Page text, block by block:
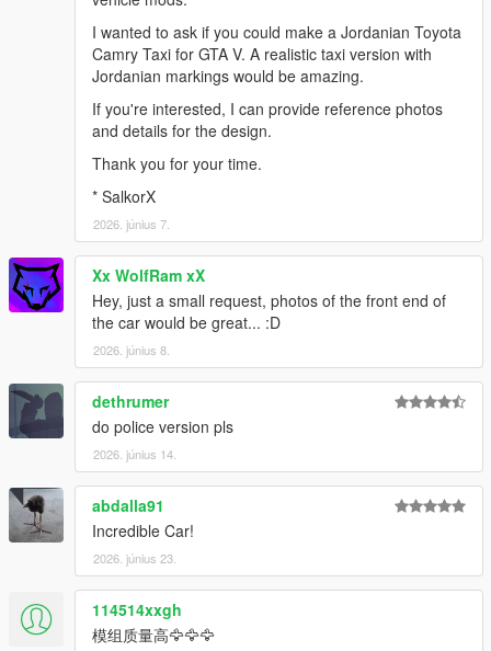
I wanted to ask if you could make a Jordanian Toyota
Camry Taxi for GTA V. A realistic taxi version with
Jordanian markings would be amazing.
If you're interested, I can provide reference photos
and details for the design.
Thank you for your time.
* SalkorX
2026. június 7.
Xx WolfRam xX
Hey, just a small request, photos of the front end of
the car would be great... :D
2026. június 8.
dethrumer
do police version pls
2026. június 14.
abdalla91
Incredible Car!
2026. június 23.
114514xxgh
模组质量高🦅🦅🦅